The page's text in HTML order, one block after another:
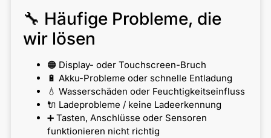
🔧 Häufige Probleme, die
wir lösen
🟠 Display- oder Touchscreen-Bruch
🔋 Akku-Probleme oder schnelle Entladung
💧 Wasserschäden oder Feuchtigkeitseinfluss
🔌 Ladeprobleme / keine Ladeerkennung
➕ Tasten, Anschlüsse oder Sensoren
funktionieren nicht richtig